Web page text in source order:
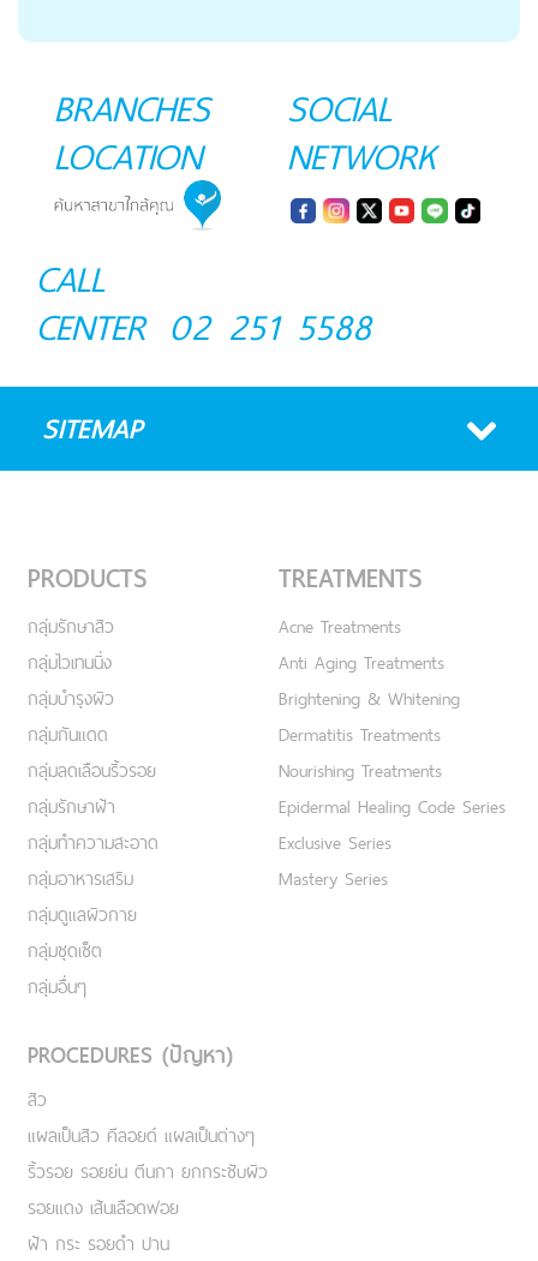
BRANCHES
LOCATION
SOCIAL
NETWORK
CALL
CENTER 02 251 5588
SITEMAP
PRODUCTS
กลุ่มรักษาสิว
กลุ่มไวเทนนิ่ง
กลุ่มบำรุงผิว
กลุ่มกันแดด
กลุ่มลดเลือนริ้วรอย
กลุ่มรักษาฝ้า
กลุ่มทำความสะอาด
กลุ่มอาหารเสริม
กลุ่มดูแลผิวกาย
กลุ่มชุดเซ็ต
กลุ่มอื่นๆ
TREATMENTS
Acne Treatments
Anti Aging Treatments
Brightening & Whitening
Dermatitis Treatments
Nourishing Treatments
Epidermal Healing Code Series
Exclusive Series
Mastery Series
PROCEDURES (ปัญหา)
สิว
แผลเป็นสิว คีลอยด์ แผลเป็นต่างๆ
ริ้วรอย รอยย่น ตีนกา ยกกระชับผิว
รอยแดง เส้นเลือดฟอย
ฝ้า กระ รอยดำ ปาน